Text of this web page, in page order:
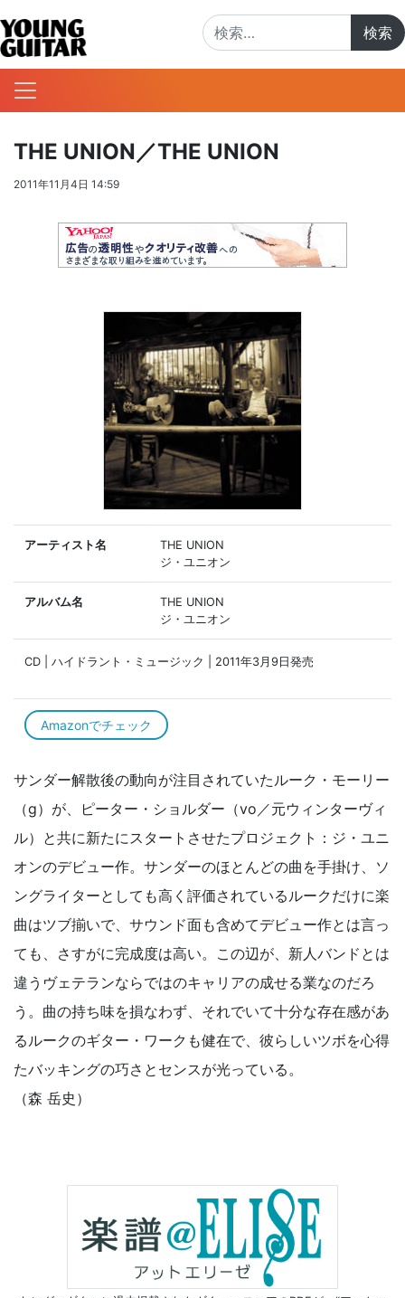
THE UNION／THE UNION
2011年11月4日 14:59
アーティスト名
THE UNION
ジ・ユニオン
アルバム名
THE UNION
ジ・ユニオン
CD | ハイドラント・ミュージック | 2011年3月9日発売
Amazonでチェック
サンダー解散後の動向が注目されていたルーク・モーリー
（g）が、ピーター・ショルダー（vo／元ウィンターヴィ
ル）と共に新たにスタートさせたプロジェクト：ジ・ユニ
オンのデビュー作。サンダーのほとんどの曲を手掛け、ソ
ングライターとしても高く評価されているルークだけに楽
曲はツブ揃いで、サウンド面も含めてデビュー作とは言っ
ても、さすがに完成度は高い。この辺が、新人バンドとは
違うヴェテランならではのキャリアの成せる業なのだろ
う。曲の持ち味を損なわず、それでいて十分な存在感があ
るルークのギター・ワークも健在で、彼らしいツボを心得
たバッキングの巧さとセンスが光っている。
（森 岳史）